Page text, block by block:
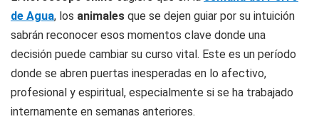
de Agua, los animales que se dejen guiar por su intuición
sabrán reconocer esos momentos clave donde una
decisión puede cambiar su curso vital. Este es un período
donde se abren puertas inesperadas en lo afectivo,
profesional y espiritual, especialmente si se ha trabajado
internamente en semanas anteriores.